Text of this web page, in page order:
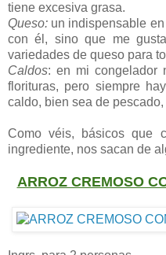
tiene excesiva grasa.
Queso: un indispensable
con él, sino que me
variedades de queso para
Caldos: en mi congelador
florituras, pero siempre
caldo, bien sea de
Como véis, básicos que
ingrediente, nos sacan de
ARROZ CREMOSO